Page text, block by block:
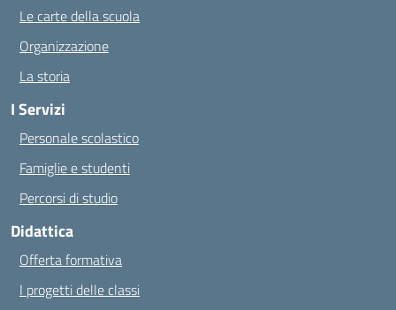
Le carte della scuola
Organizzazione
La storia
I Servizi
Personale scolastico
Famiglie e studenti
Percorsi di studio
Didattica
Offerta formativa
I progetti delle classi